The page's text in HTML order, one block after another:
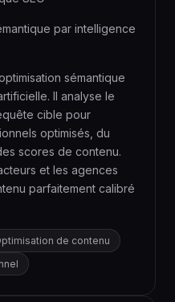
par intelligence
sémantique
Il analyse le
cible pour
optimisés, du
scores de contenu.
et les agences
parfaitement calibré
de contenu